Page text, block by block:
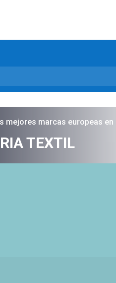
mejores marcas europeas en
TEXTIL